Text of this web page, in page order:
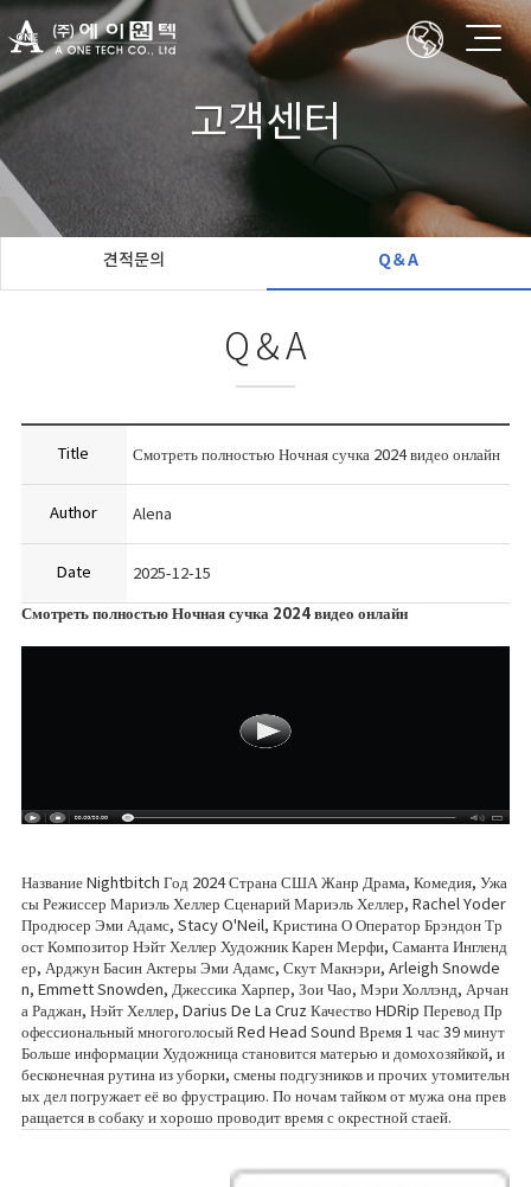
고객센터
견적문의 Q＆A
Q＆A
Title Смотреть полностью Ночная сучка 2024 видео онлайн
Author Alena
Date
2025-12-15
Смотреть полностью Ночная сучка 2024 видео онлайн
Название Nightbitch Год 2024 Страна США Жанр Драма, Комедия, Ужа
сы Режиссер Мариэль Хеллер Сценарий Мариэль Хеллер, Rachel Yoder
Продюсер Эми Адамс, Stacy O'Neil, Кристина О Оператор Брэндон Тр
ост Композитор Нэйт Хеллер Художник Карен Мерфи, Саманта Ингленд
ер, Арджун Басин Актеры Эми Адамс, Скут Макнэри, Arleigh Snowde
n, Emmett Snowden, Джессика Харпер, Зои Чао, Мэри Холлэнд, Арчан
а Раджан, Нэйт Хеллер, Darius De La Cruz Качество HDRip Перевод Пр
офессиональный многоголосый Red Head Sound Время 1 час 39 минут
Больше информации Художница становится матерью и домохозяйкой, и
бесконечная рутина из уборки, смены подгузников и прочих утомительн
ых дел погружает её во фрустрацию. По ночам тайком от мужа она прев
ращается в собаку и хорошо проводит время с окрестной стаей.